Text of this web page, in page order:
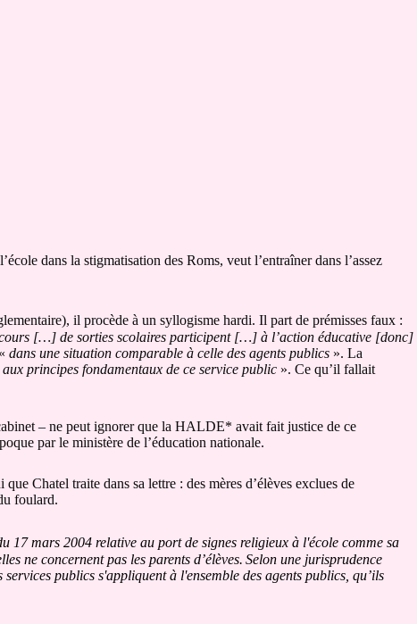
dans la stigmatisation des Roms, veut l’entraîner dans l’assez
il procède à un syllogisme hardi. Il part de prémisses faux :
[…] de sorties scolaires participent […] à l’action éducative [donc]
dans une situation comparable à celle des agents publics». La
aux principes fondamentaux de ce service public ». Ce qu’il fallait
– ne peut ignorer que la HALDE* avait fait justice de ce
par le ministère de l’éducation nationale.
Chatel traite dans sa lettre : des mères d’élèves exclues de
foulard.
17 mars 2004 relative au port de signes religieux à l'école comme sa
ne concernent pas les parents d’élèves. Selon une jurisprudence
publics s'appliquent à l'ensemble des agents publics, qu’ils